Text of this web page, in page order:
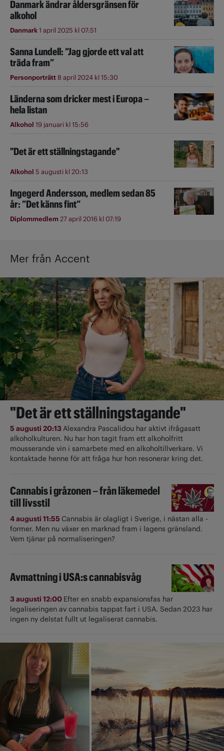
Danmark ändrar åldersgränsen för
alkohol
Danmark1 april 2025 kl 07:51
Sanna Lundell: ”Jag gjorde ett val att
träda fram”
Personporträtt8 april 2024 kl 15:30
Länderna som dricker mest i Europa –
hela listan
Alkohol 19 januari kl 15:56
"Det är ett ställningstagande"
Alkohol 5 augusti kl 20:13
Ingegerd Andersson, medlem sedan 85
år: ”Det känns fint”
Diplommedlem27 april 2016 kl 07:19
Mer från Accent
"Det är ett ställningstagande"
5 augusti 20:13Alexandra Pascalidou har aktivt ifrågasatt
alkoholkulturen. Nu har hon tagit fram ett alkoholfritt
mousserande vin i samarbete med en alkoholtillverkare. Vi
kontaktade henne för att fråga hur hon resonerar kring det.
Cannabis i gråzonen – från läkemedel
till livsstil
4 augusti 11:55 Cannabis är olagligt i ­Sverige, i nästan alla ­
former. Men nu växer en marknad fram i lagens gränsland.
Vem tjänar på normaliseringen?
Avmattning i USA:s cannabisvåg
3 augusti 12:00 Efter en snabb expansionsfas har
legaliseringen av cannabis tappat fart i USA. Sedan 2023 har
ingen ny delstat fullt ut ­legaliserat cannabis.